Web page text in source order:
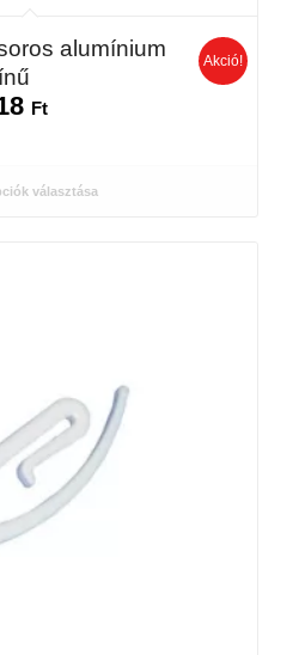
alumínium
FtÁrtartomány:
-
Akció!
választása